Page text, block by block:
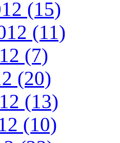
(15)
(11)
(7)
(20)
(13)
(10)